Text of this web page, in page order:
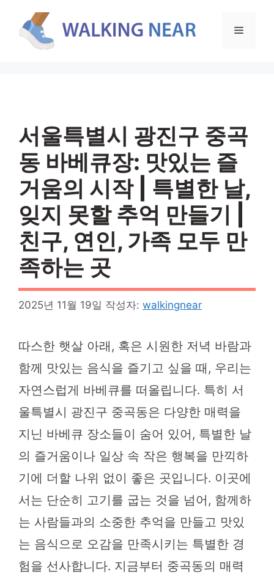
메
서울특별시 광진구 중곡
동 바베큐장: 맛있는 즐
거움의 시작 | 특별한 날,
잊지 못할 추억 만들기 |
친구, 연인, 가족 모두 만
족하는 곳
2025년 11월 19일 작성자: walkingnear
따스한 햇살 아래, 혹은 시원한 저녁 바람과
함께 맛있는 음식을 즐기고 싶을 때, 우리는
자연스럽게 바베큐를 떠올립니다. 특히 서
울특별시 광진구 중곡동은 다양한 매력을
지닌 바베큐 장소들이 숨어 있어, 특별한 날
의 즐거움이나 일상 속 작은 행복을 만끽하
기에 더할 나위 없이 좋은 곳입니다. 이곳에
서는 단순히 고기를 굽는 것을 넘어, 함께하
는 사람들과의 소중한 추억을 만들고 맛있
는 음식으로 오감을 만족시키는 특별한 경
험을 선사합니다. 지금부터 중곡동의 매력